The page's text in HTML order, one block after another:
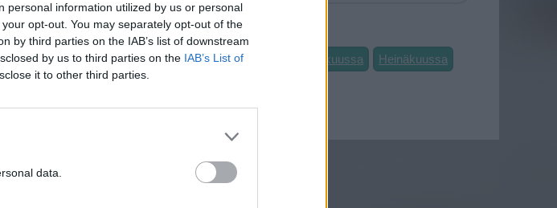
personal information utilized by us or personal
opt-out. You may separately opt-out of the
by third parties on the IAB’s list of downstream
by us to third parties on the IAB’s List of
it to other third parties.
data.
lämmintä Oslossa on ollut...
Maaliskuussa Huhtikuussa Toukokuussa Kesäkuussa Heinäkuussa